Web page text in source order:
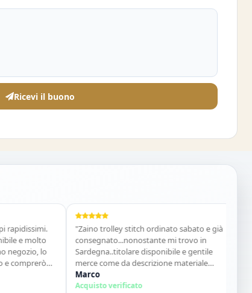
Ricevi il buono
molto
lo
"Zaino trolley stitch ordinato sabato e già
consegnato...nonostante mi trovo in
Sardegna..titolare disponibile e gentile
merce come da descrizione materiale
ottimo...sito super consigliato"
Marco
Acquisto verificato